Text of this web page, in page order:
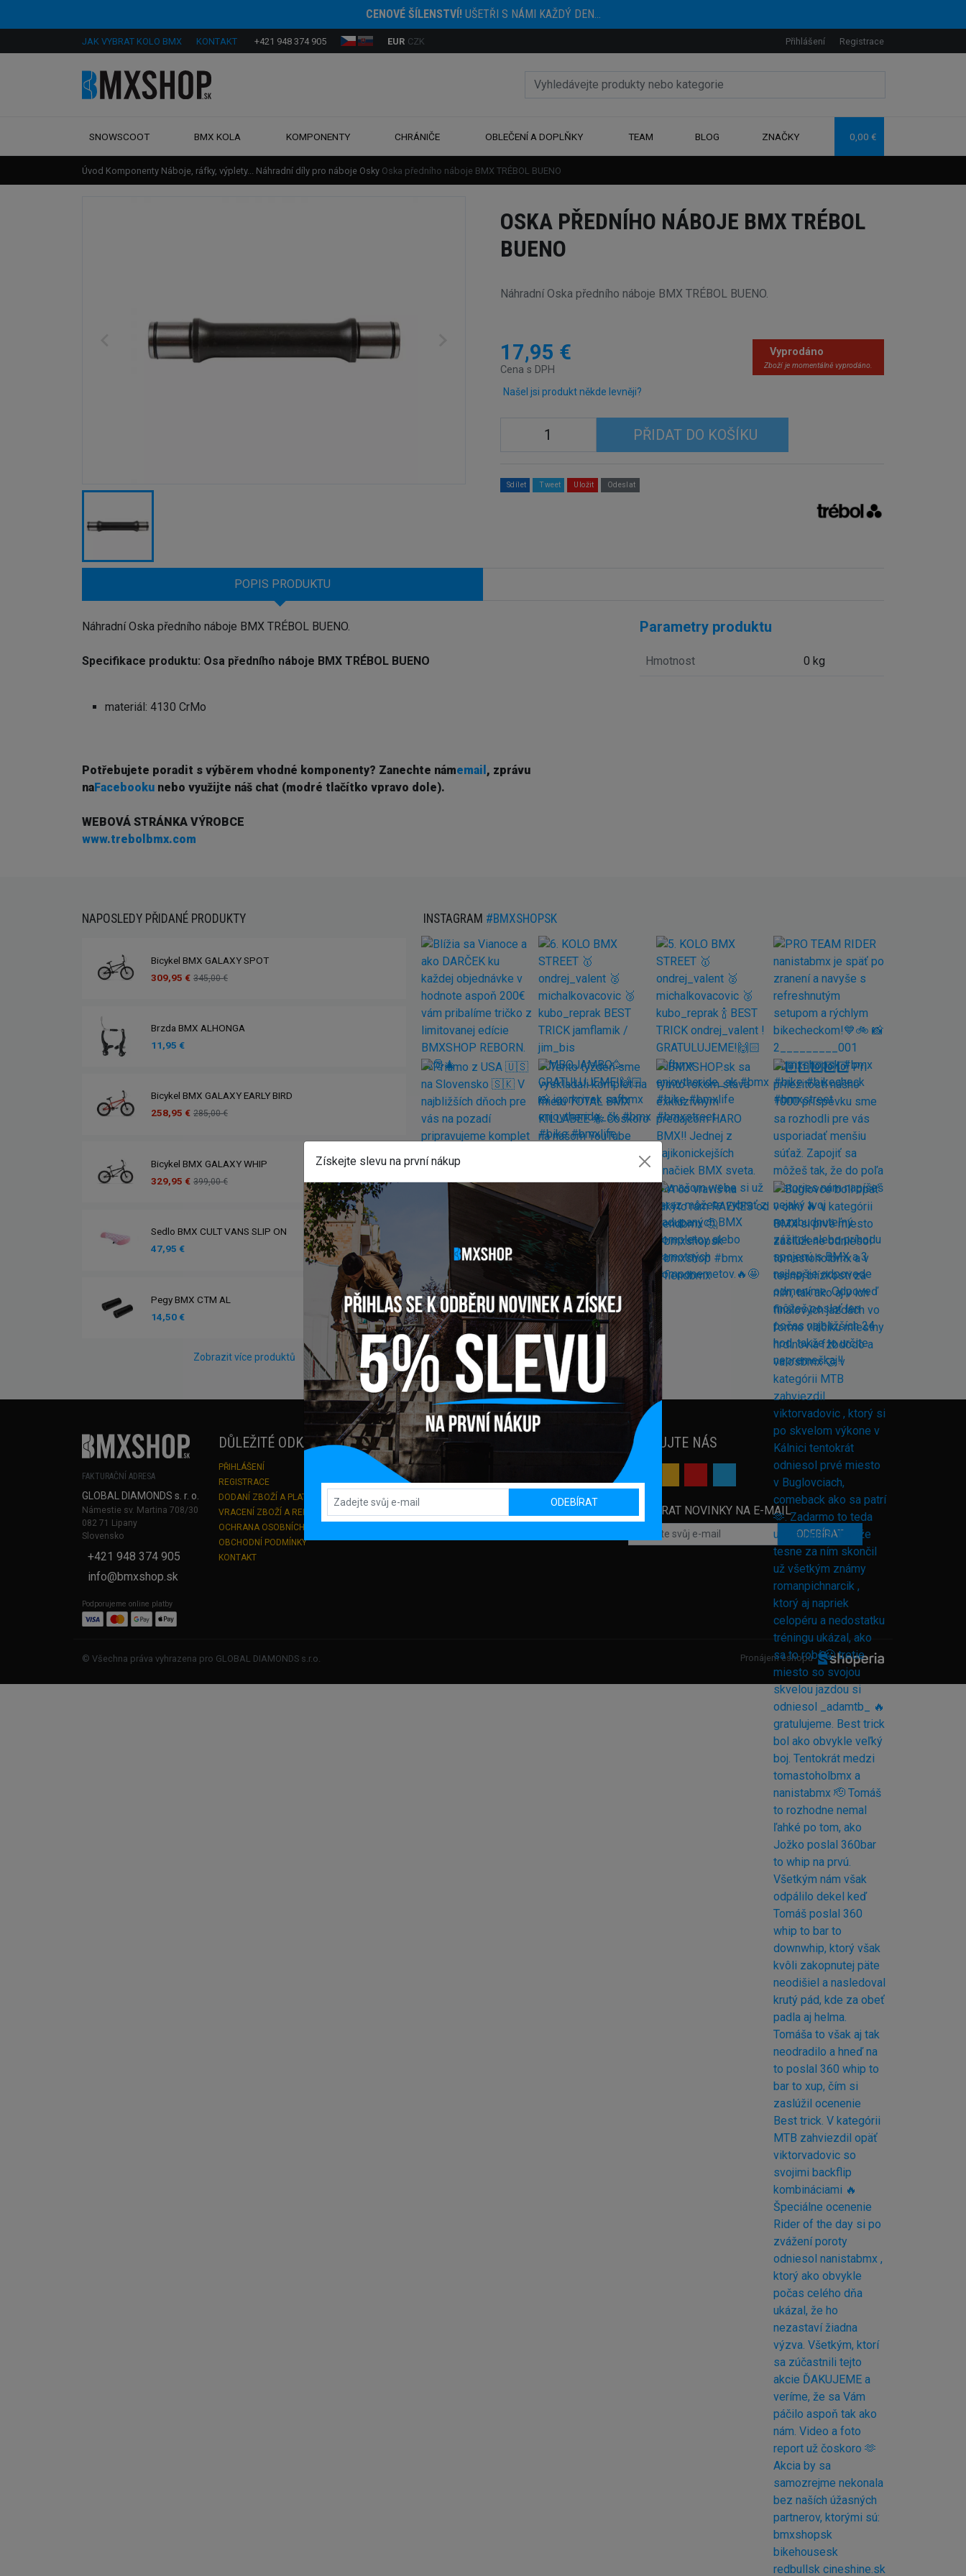
CENOVÉ ŠÍLENSTVÍ!UŠETŘI S NÁMI KAŽDÝ DEN...
JAK VYBRAT KOLO BMX KONTAKT +421 948 374 905 EUR CZK Přihlášení Registrace
SNOWSCOOT BMX KOLA KOMPONENTY CHRÁNIČE OBLEČENÍ A DOPLŇKY TEAM BLOG ZNAČKY 0,00 €
Úvod Komponenty Náboje, ráfky, výplety... Náhradní díly pro náboje Osky Oska předního náboje BMX TRÉBOL BUENO
OSKA PŘEDNÍHO NÁBOJE BMX TRÉBOL
BUENO
Náhradní Oska předního náboje BMX TRÉBOL BUENO.
17,95 €
Cena s DPH
Vyprodáno
Zboží je momentálně vyprodáno.
Našel jsi produkt někde levněji?
PŘIDAT DO KOŠÍKU
Sdílet Tweet Uložit Odeslat
POPIS PRODUKTU
Náhradní Oska předního náboje BMX TRÉBOL BUENO.
Specifikace produktu: Osa předního náboje BMX TRÉBOL BUENO
materiál: 4130 CrMo
Potřebujete poradit s výběrem vhodné komponenty? Zanechte námemail , zprávu
naFacebooku nebo využijte náš chat (modré tlačítko vpravo dole).
WEBOVÁ STRÁNKA VÝROBCE
www.trebolbmx.com
Parametry produktu
Hmotnost 0 kg
NAPOSLEDY PŘIDANÉ PRODUKTY
Bicykel BMX GALAXY SPOT
309,95 € 345,00 €
Brzda BMX ALHONGA
11,95 €
Bicykel BMX GALAXY EARLY BIRD
258,95 € 285,00 €
Bicykel BMX GALAXY WHIP
329,95 € 399,00 €
Sedlo BMX CULT VANS SLIP ON
47,95 €
Pegy BMX CTM AL
14,50 €
Zobrazit více produktů
INSTAGRAM #BMXSHOPSK
FAKTURAČNÍ ADRESA
GLOBAL DIAMONDS s. r. o.
Námestie sv. Martina 708/30
082 71 Lipany
Slovensko
+421 948 374 905
info@bmxshop.sk
Podporujeme online platby
DŮLEŽITÉ ODKAZY
PŘIHLÁŠENÍ
REGISTRACE
DODANÍ ZBOŽÍ A PLATBA
VRACENÍ ZBOŽÍ A REKLAMACE
OCHRANA OSOBNÍCH ÚDAJŮ
OBCHODNÍ PODMÍNKY
KONTAKT
OBCHOD / SHOWROOM SLEDUJTE NÁS
ODEBÍRAT NOVINKY NA E-MAIL
ODEBÍRAT
© Všechna práva vyhrazena pro GLOBAL DIAMONDS s.r.o. Pronájem eshopu
Získejte slevu na první nákup
ODEBÍRAT